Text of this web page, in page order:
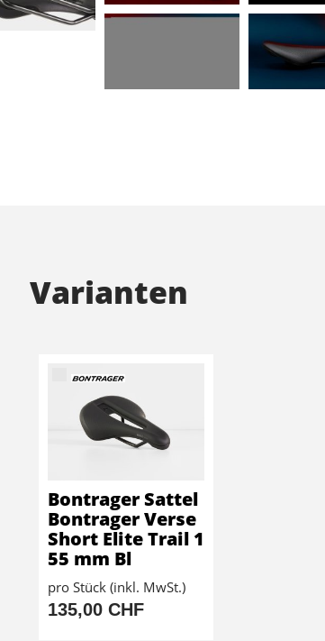
Varianten
Bontrager Sattel
Bontrager Verse
Short Elite Trail 1
55 mm Bl
pro Stück (inkl. MwSt.)
135,00 CHF